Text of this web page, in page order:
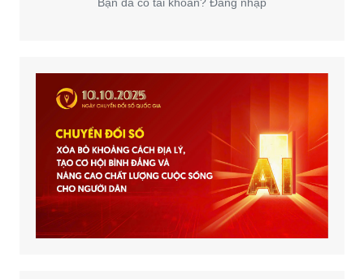
Bạn đã có tài khoản? Đăng nhập